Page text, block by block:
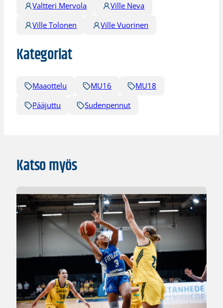
Valtteri Mervola
Ville Neva
Ville Tolonen
Ville Vuorinen
Kategoriat
Maaottelu MU16
MU18
Pääjuttu
Sudenpennut
Katso myös